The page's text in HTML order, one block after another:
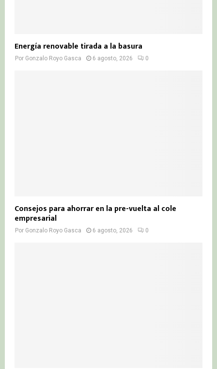
Energía renovable tirada a la basura
Por Gonzalo Royo Gasca 6 agosto, 2026 0
Consejos para ahorrar en la pre-vuelta al cole
empresarial
Por Gonzalo Royo Gasca 6 agosto, 2026 0